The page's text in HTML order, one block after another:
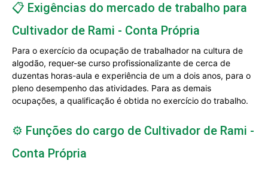
📋 Exigências do mercado de trabalho para
Cultivador de Rami - Conta Própria
Para o exercício da ocupação de trabalhador na cultura de
algodão, requer-se curso profissionalizante de cerca de
duzentas horas-aula e experiência de um a dois anos, para o
pleno desempenho das atividades. Para as demais
ocupações, a qualificação é obtida no exercício do trabalho.
⚙️ Funções do cargo de Cultivador de Rami -
Conta Própria